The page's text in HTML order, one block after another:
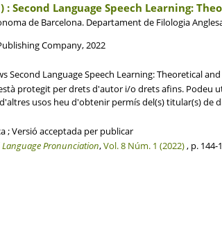
: Second Language Speech Learning:
de Barcelona. Departament de Filologia
Company, 2022
Second Language Speech Learning: Theoretical
protegit per drets d'autor i/o drets afins. Podeu
usos heu d'obtenir permís del(s) titular(s) de
; Versió acceptada per publicar
Pronunciation,Vol. 8 Núm. 1 (2022), p. 144-